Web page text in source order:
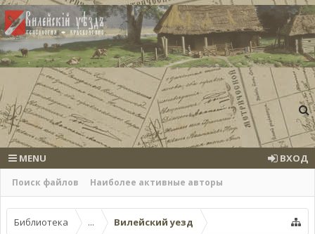
Поиск файлов Наиболее активные авторы
MENU ВХОД
Библиотека ... Вилейский уезд